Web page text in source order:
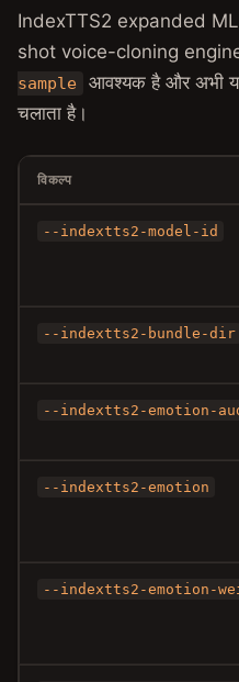
IndexTTS2 expanded
shot voice-cloning
sample
आवश्यक है और अभी
चलाता है।
विकल्प
--indextts2-model-id
--indextts2-bundle-dir
--indextts2-emotion-
--indextts2-emotion
--indextts2-emotion-